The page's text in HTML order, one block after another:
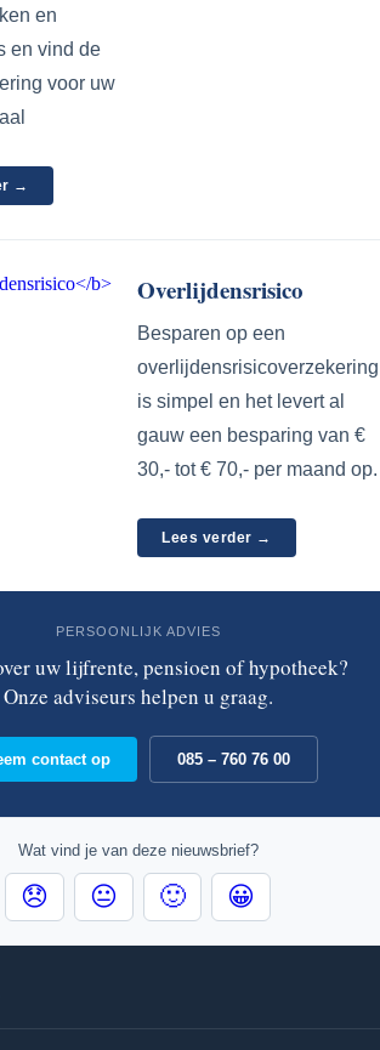
en
en vind de
voor uw
→
Overlijdensrisico
Besparen op een
overlijdensrisicoverzekering
is simpel en het levert al
gauw een besparing van €
30,- tot € 70,- per maand op.
Lees verder →
PERSOONLIJK ADVIES
uw lijfrente, pensioen of hypotheek?
Onze adviseurs helpen u graag.
contact op 085 – 760 76 00
Wat vind je van deze nieuwsbrief?
😞 😐 🙂 😀